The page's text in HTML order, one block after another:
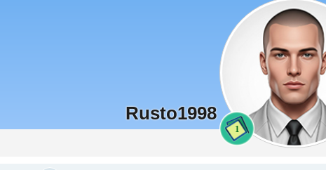
1
Rusto1998